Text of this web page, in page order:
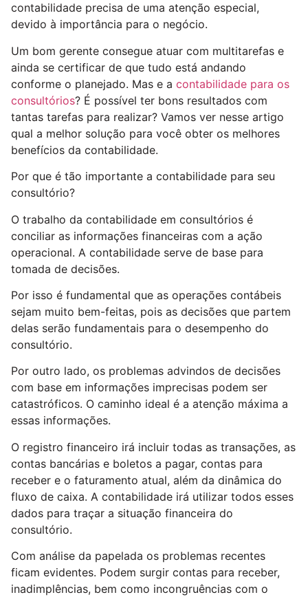
contabilidade precisa de uma atenção especial,
devido à importância para o negócio.
Um bom gerente consegue atuar com multitarefas e
ainda se certificar de que tudo está andando
conforme o planejado. Mas e a contabilidade para os
consultórios? É possível ter bons resultados com
tantas tarefas para realizar? Vamos ver nesse artigo
qual a melhor solução para você obter os melhores
benefícios da contabilidade.
Por que é tão importante a contabilidade para seu
consultório?
O trabalho da contabilidade em consultórios é
conciliar as informações financeiras com a ação
operacional. A contabilidade serve de base para
tomada de decisões.
Por isso é fundamental que as operações contábeis
sejam muito bem-feitas, pois as decisões que partem
delas serão fundamentais para o desempenho do
consultório.
Por outro lado, os problemas advindos de decisões
com base em informações imprecisas podem ser
catastróficos. O caminho ideal é a atenção máxima a
essas informações.
O registro financeiro irá incluir todas as transações, as
contas bancárias e boletos a pagar, contas para
receber e o faturamento atual, além da dinâmica do
fluxo de caixa. A contabilidade irá utilizar todos esses
dados para traçar a situação financeira do
consultório.
Com análise da papelada os problemas recentes
ficam evidentes. Podem surgir contas para receber,
inadimplências, bem como incongruências com o